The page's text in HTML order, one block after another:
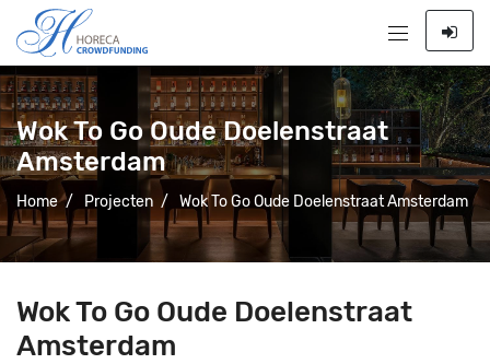
Wok To Go Oude Doelenstraat
Amsterdam
Home / Projecten / Wok To Go Oude Doelenstraat Amsterdam
Wok To Go Oude Doelenstraat
Amsterdam